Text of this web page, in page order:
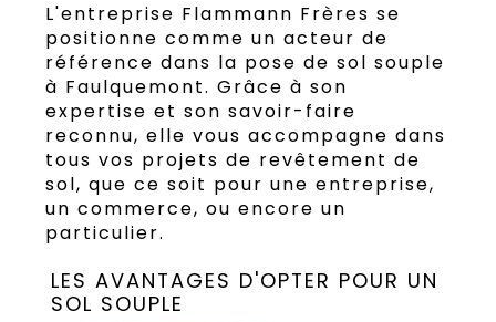
L'entreprise Flammann Frères se
positionne comme un acteur de
référence dans la pose de sol souple
à Faulquemont. Grâce à son
expertise et son savoir-faire
reconnu, elle vous accompagne dans
tous vos projets de revêtement de
sol, que ce soit pour une entreprise,
un commerce, ou encore un
particulier.
LES AVANTAGES D'OPTER POUR UN
SOL SOUPLE